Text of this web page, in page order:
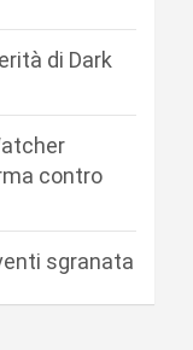
di Dark
contro
sgranata